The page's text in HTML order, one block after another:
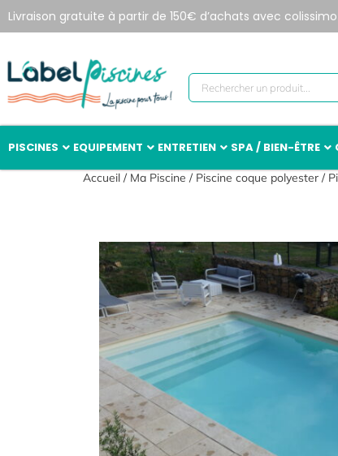
Livraison gratuite à partir de 150€ d’achats avec colissimo
PISCINES EQUIPEMENT ENTRETIEN SPA / BIEN-ÊTRE
Accueil / Ma Piscine / Piscine coque polyester /